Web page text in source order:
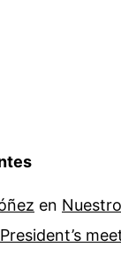
en Nuestro